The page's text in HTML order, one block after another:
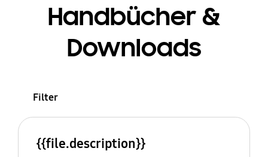
Handbücher &
Downloads
Filter
{{file.description}}